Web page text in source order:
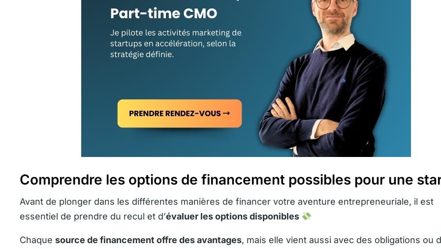
Comprendre les options de financement possibles pour une
Avant de plonger dans les différentes manières de financer votre aventure entrepreneuriale, il est
essentiel de prendre du recul et d’évaluer les options disponibles
Chaque source de financement offre des avantages, mais elle vient aussi avec des obligations ou